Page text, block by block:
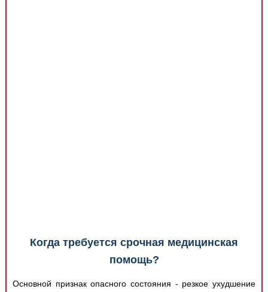
Когда требуется срочная медицинская
помощь?
Основной признак опасного состояния - резкое ухудшение